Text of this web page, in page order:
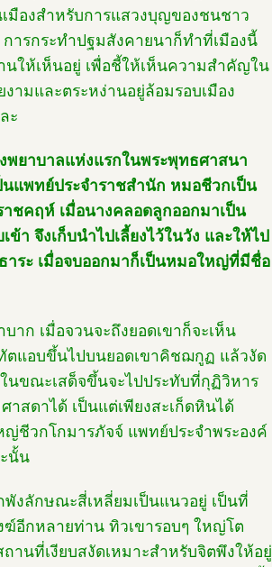
มืองสำหรับการแสวงบุญของชนชาว
ารกระทำปฐมสังคายนาก็ทำที่เมืองนี้
ให้เห็นอยู่ เพื่อชี้ให้เห็นความสำคัญใน
ามและตระหง่านอยู่ล้อมรอบเมือง
ะ
พยาบาลแห่งแรกในพระพุทธศาสนา
แพทย์ประจำราชสำนัก หมอชีวกเป็น
ชคฤห์ เมื่อนางคลอดลูกออกมาเป็น
า จึงเก็บนำไปเลี้ยงไว้ในวัง และให้ไป
ระ เมื่อจบออกมาก็เป็นหมอใหญ่ที่มีชื่อ
าก เมื่อจวนจะถึงยอดเขาก็จะเห็น
ตแอบขึ้นไปบนยอดเขาคิชฌกูฏ แล้วงัด
ขณะเสด็จขึ้นจะไปประทับที่กุฏิวิหาร
สดาได้ เป็นแต่เพียงสะเก็ดหินได้
ชีวกโกมารภัจจ์ แพทย์ประจำพระองค์
นั้น
งลักษณะสี่เหลี่ยมเป็นแนวอยู่ เป็นที่
อีกหลายท่าน ทิวเขารอบๆ ใหญ่โต
านที่เงียบสงัดเหมาะสำหรับจิตพึงให้อยู่